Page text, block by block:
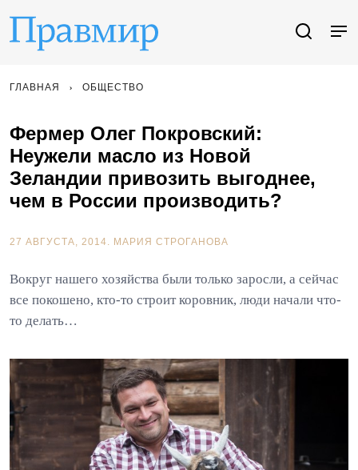
ГЛАВНАЯ ОБЩЕСТВО
Фермер Олег Покровский:
Неужели масло из Новой
Зеландии привозить выгоднее,
чем в России производить?
27 АВГУСТА, 2014. МАРИЯ СТРОГАНОВА
Вокруг нашего хозяйства были только заросли, а сейчас
все покошено, кто-то строит коровник, люди начали что-
то делать…